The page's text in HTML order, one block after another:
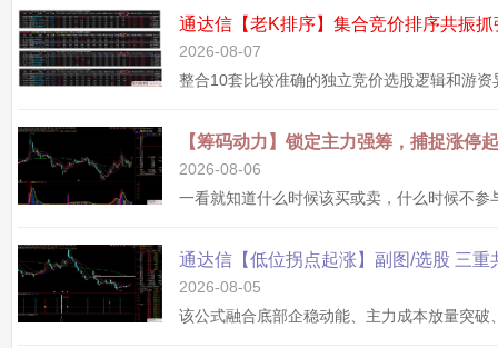
2026-08-07
2026-08-06
2026-08-05